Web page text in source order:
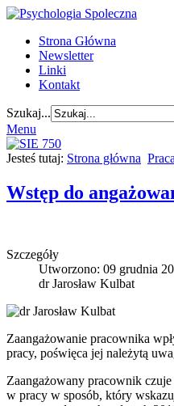
Strona Główna
Newsletter
Linki
Kontakt
Szukaj...
Menu
Jesteś tutaj: Strona główna
Wstęp do
Szczegóły
Utworzono: 09 grudnia
dr Jarosław Kulbat
Zaangażowanie pracownika
pracy, poświęca jej należytą
Zaangażowany pracownik
w pracy w sposób, który